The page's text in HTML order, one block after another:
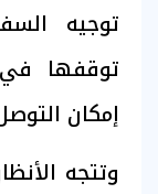
توجيه
توقفها
إمكان
وتتجه